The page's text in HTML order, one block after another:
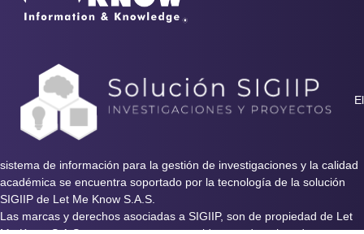
El
sistema de información para la gestión de investigaciones y la calidad
académica se encuentra soportado por la tecnología de la solución
SIGIIP de Let Me Know S.A.S.
Las marcas y derechos asociadas a SIGIIP, son de propiedad de Let